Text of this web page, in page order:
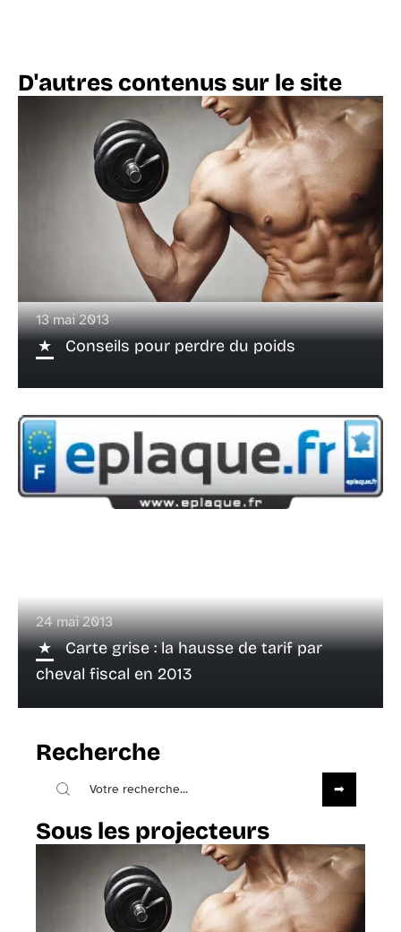
D'autres contenus sur le site
13 mai 2013
Conseils pour perdre du poids
24 mai 2013
Carte grise : la hausse de tarif par
cheval fiscal en 2013
Recherche
Sous les projecteurs